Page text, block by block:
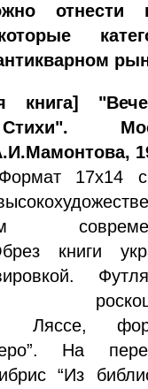
отнести
книга]
17х14
книги
Ляссе,
На
“Из